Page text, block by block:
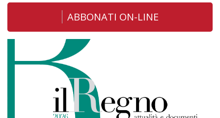
ABBONATI ON-LINE